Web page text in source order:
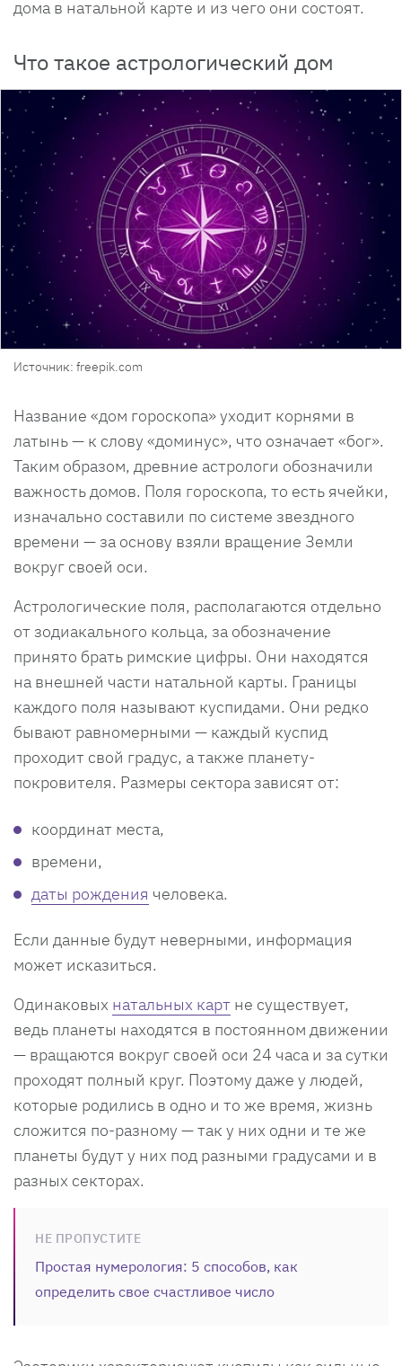
дома в натальной карте и из чего они состоят.
Что такое астрологический дом
Источник: freepik.com
Название «дом гороскопа» уходит корнями в
латынь — к слову «доминус», что означает «бог».
Таким образом, древние астрологи обозначили
важность домов. Поля гороскопа, то есть ячейки,
изначально составили по системе звездного
времени — за основу взяли вращение Земли
вокруг своей оси.
Астрологические поля, располагаются отдельно
от зодиакального кольца, за обозначение
принято брать римские цифры. Они находятся
на внешней части натальной карты. Границы
каждого поля называют куспидами. Они редко
бывают равномерными — каждый куспид
проходит свой градус, а также планету-
покровителя. Размеры сектора зависят от:
координат места,
времени,
даты рождения человека.
Если данные будут неверными, информация
может исказиться.
Одинаковых натальных карт не существует,
ведь планеты находятся в постоянном движении
— вращаются вокруг своей оси 24 часа и за сутки
проходят полный круг. Поэтому даже у людей,
которые родились в одно и то же время, жизнь
сложится по-разному — так у них одни и те же
планеты будут у них под разными градусами и в
разных секторах.
НЕ ПРОПУСТИТЕ
Простая нумерология: 5 способов, как
определить свое счастливое число